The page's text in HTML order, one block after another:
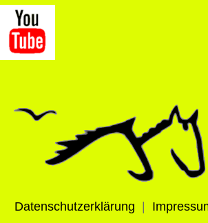
Datenschutzerklärung |